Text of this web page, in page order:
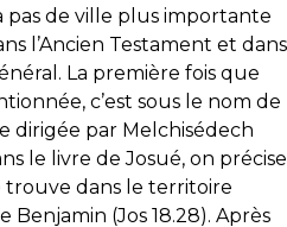
pas de ville plus importante
l’Ancien Testament et dans
La première fois que
c’est sous le nom de
dirigée par Melchisédech
le livre de Josué, on précise
trouve dans le territoire
Benjamin (Jos 18.28). Après